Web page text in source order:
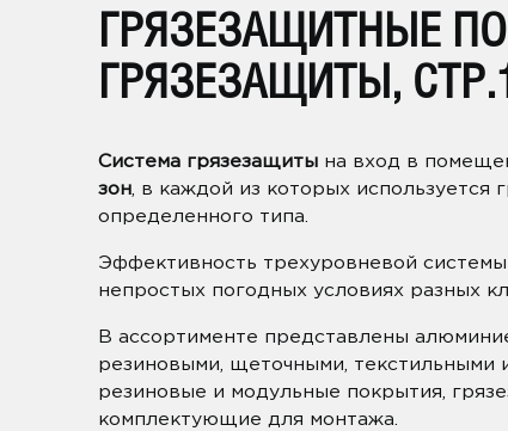
ГРЯЗЕЗАЩИТНЫЕ
ГРЯЗЕЗАЩИТЫ,
Система грязезащиты на вход в
зон, в каждой из которых используется
определенного типа.
Эффективность трехуровневой
непростых погодных условиях разных
В ассортименте представлены
резиновыми, щеточными, текстильными
резиновые и модульные покрытия,
комплектующие для монтажа.